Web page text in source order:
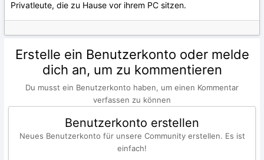
Privatleute, die zu Hause vor ihrem PC sitzen.
Erstelle ein Benutzerkonto oder melde
dich an, um zu kommentieren
Du musst ein Benutzerkonto haben, um einen Kommentar
verfassen zu können
Benutzerkonto erstellen
Neues Benutzerkonto für unsere Community erstellen. Es ist
einfach!